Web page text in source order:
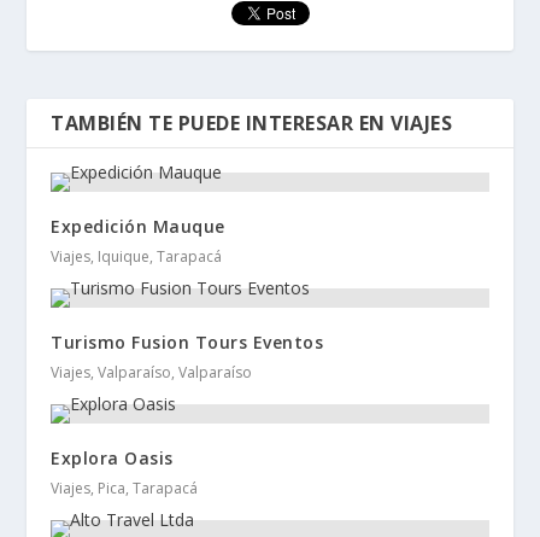
TAMBIÉN TE PUEDE INTERESAR EN VIAJES
Expedición Mauque
Viajes, Iquique, Tarapacá
Turismo Fusion Tours Eventos
Viajes, Valparaíso, Valparaíso
Explora Oasis
Viajes, Pica, Tarapacá